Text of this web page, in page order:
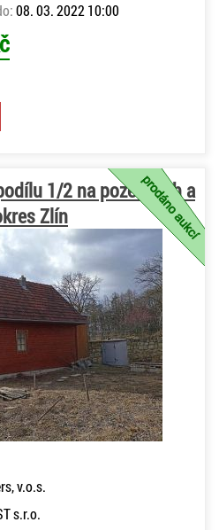
08. 03. 2022 10:00
1/2 na pozemcích a
Zlín
v.o.s.
s.r.o.